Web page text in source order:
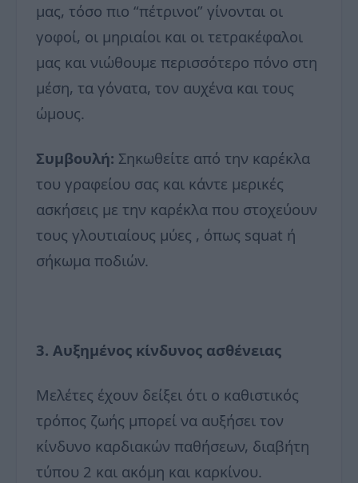
μας, τόσο πιο “πέτρινοι” γίνονται οι
γοφοί, οι μηριαίοι και οι τετρακέφαλοι
μας και νιώθουμε περισσότερο πόνο στη
μέση, τα γόνατα, τον αυχένα και τους
ώμους.
Συμβουλή: Σηκωθείτε από την καρέκλα
του γραφείου σας και κάντε μερικές
ασκήσεις με την καρέκλα που στοχεύουν
τους γλουτιαίους μύες , όπως squat ή
σήκωμα ποδιών.
3. Αυξημένος κίνδυνος ασθένειας
Μελέτες έχουν δείξει ότι ο καθιστικός
τρόπος ζωής μπορεί να αυξήσει τον
κίνδυνο καρδιακών παθήσεων, διαβήτη
τύπου 2 και ακόμη και καρκίνου.